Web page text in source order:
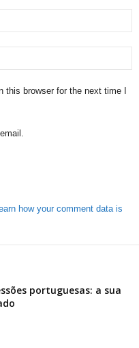
this browser for the next time I
how your comment data is
portuguesas: a sua